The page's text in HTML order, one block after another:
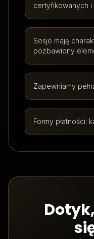
certyfikowanych
Sesje mają
pozbawiony
Zapewniamy
Formy płatności: